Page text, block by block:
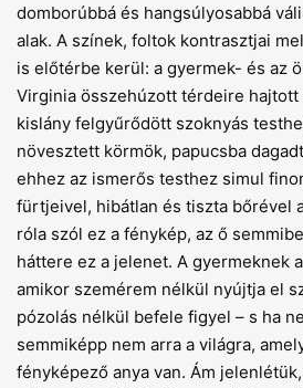
domborúbbá és hangsúlyosabbá
alak. A színek, foltok kontrasztjai
is előtérbe kerül: a gyermek- és az
Virginia összehúzott térdeire hajtott
kislány felgyűrődött szoknyás
növesztett körmök, papucsba
ehhez az ismerős testhez simul
fürtjeivel, hibátlan és tiszta bőrével
róla szól ez a fénykép, az ő
háttere ez a jelenet. A gyermeknek
amikor szemérem nélkül nyújtja el
pózolás nélkül befele figyel – s ha
semmiképp nem arra a világra,
fényképező anya van. Ám